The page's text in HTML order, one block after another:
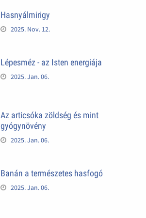
Hasnyálmirigy
2025. Nov. 12.
Lépesméz - az Isten energiája
2025. Jan. 06.
Az articsóka zöldség és mint
gyógynövény
2025. Jan. 06.
Banán a természetes hasfogó
2025. Jan. 06.